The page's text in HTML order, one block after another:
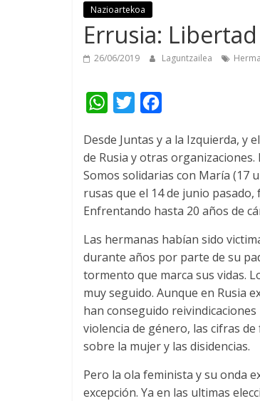
Nazioartekoa
Errusia:
26/06/2019 Laguntzailea
W
a
t
s
A
p
i
t
t
e
c
e
b
o
k
Desde Juntas y a la Izquierda, y
de Rusia y otras organizaciones.
Somos solidarias con María (17
rusas que el 14de junio pasado,
Enfrentando hasta 20 años de
Las hermanas habían sido
durante años por parte de su
tormento que marca sus vidas.
muy seguido. Aunque en Rusia
han conseguido
violencia de género, las cifras
sobre la mujer y las disidencias.
Pero la ola feminista y su onda
excepción. Ya en las ultimas